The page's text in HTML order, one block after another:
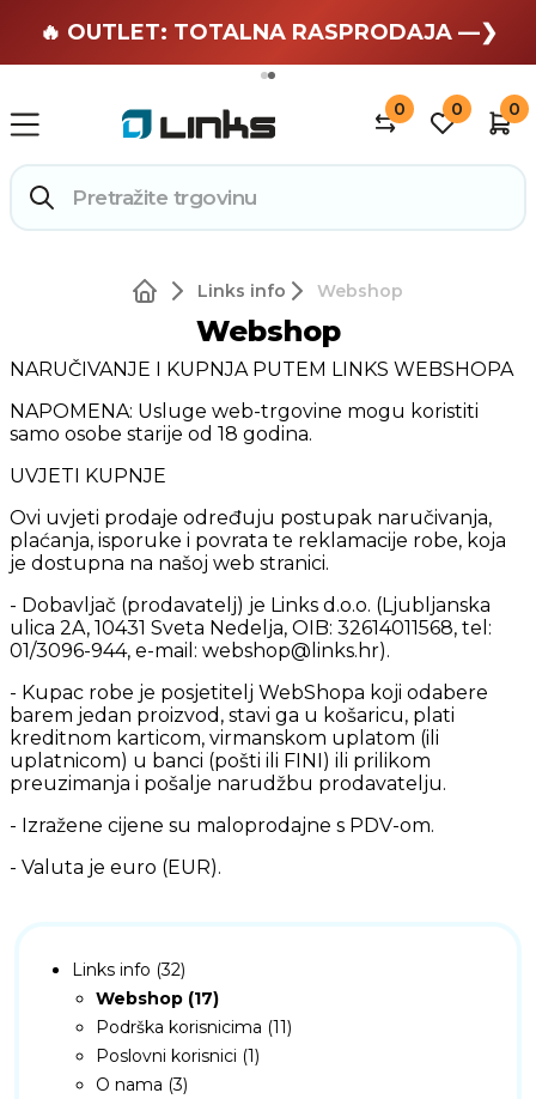
🏄 Zaslužuješ odmor —❯
🔥 OUTLET: TOTALNA RASPRODAJA —❯
0 0 0
Links info Webshop
Webshop
NARUČIVANJE I KUPNJA PUTEM LINKS WEBSHOPA
NAPOMENA: Usluge web-trgovine mogu koristiti
samo osobe starije od 18 godina.
UVJETI KUPNJE
Ovi uvjeti prodaje određuju postupak naručivanja,
plaćanja, isporuke i povrata te reklamacije robe, koja
je dostupna na našoj web stranici.
- Dobavljač (prodavatelj) je Links d.o.o. (Ljubljanska
ulica 2A, 10431 Sveta Nedelja, OIB: 32614011568, tel:
01/3096-944, e-mail: webshop@links.hr).
- Kupac robe je posjetitelj WebShopa koji odabere
barem jedan proizvod, stavi ga u košaricu, plati
kreditnom karticom, virmanskom uplatom (ili
uplatnicom) u banci (pošti ili FINI) ili prilikom
preuzimanja i pošalje narudžbu prodavatelju.
- Izražene cijene su maloprodajne s PDV-om.
- Valuta je euro (EUR).
Links info (32)
Webshop (17)
Podrška korisnicima (11)
Poslovni korisnici (1)
O nama (3)